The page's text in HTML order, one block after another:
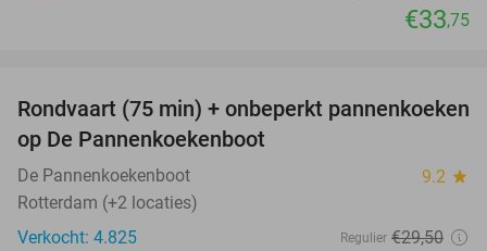
€33,75
30%
Rondvaart (75 min) + onbeperkt pannenkoeken
op De Pannenkoekenboot
De Pannenkoekenboot 9.2 star
Rotterdam (+2 locaties)
Verkocht: 4.825
Regulier €29,50